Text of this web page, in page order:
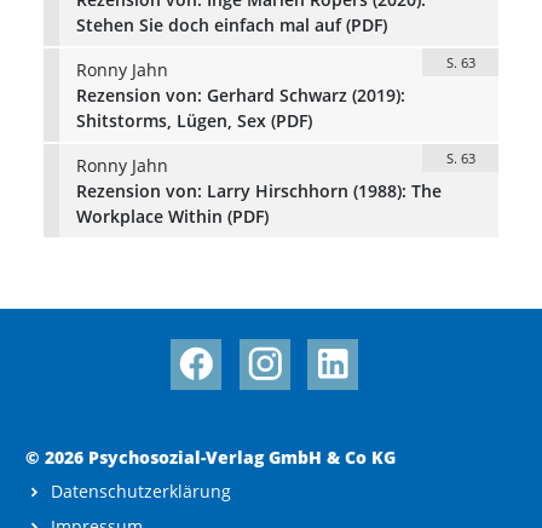
Stehen Sie doch einfach mal auf (PDF)
Ronny Jahn
S. 63
Rezension von: Gerhard Schwarz (2019):
Shitstorms, Lügen, Sex (PDF)
Ronny Jahn
S. 63
Rezension von: Larry Hirschhorn (1988): The
Workplace Within (PDF)
© 2026 Psychosozial-Verlag GmbH & Co KG
Datenschutzerklärung